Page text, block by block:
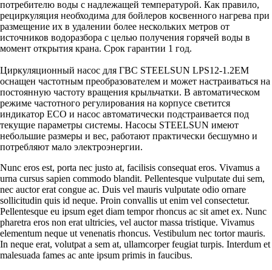
потребителю воды с надлежащей температурой. Как правило,
рециркуляция необходима для бойлеров косвенного нагрева при
размещение их в удалении более нескольких метров от
источников водоразбора с целью получения горячей воды в
момент открытия крана. Срок гарантии 1 год.
Циркуляционный насос для ГВС STEELSUN LPS12-1.2EM
оснащен частотным преобразователем и может настраиваться на
постоянную частоту вращения крыльчатки. В автоматическом
режиме частотного регулирования на корпусе светится
индикатор ECO и насос автоматически подстраивается под
текущие параметры системы. Насосы STEELSUN имеют
небольшие размеры и вес, работают практически бесшумно и
потребляют мало электроэнергии.
Nunc eros est, porta nec justo at, facilisis consequat eros. Vivamus a
urna cursus sapien commodo blandit. Pellentesque vulputate dui sem,
nec auctor erat congue ac. Duis vel mauris vulputate odio ornare
sollicitudin quis id neque. Proin convallis ut enim vel consectetur.
Pellentesque eu ipsum eget diam tempor rhoncus ac sit amet ex. Nunc
pharetra eros non erat ultricies, vel auctor massa tristique. Vivamus
elementum neque ut venenatis rhoncus. Vestibulum nec tortor mauris.
In neque erat, volutpat a sem at, ullamcorper feugiat turpis. Interdum et
malesuada fames ac ante ipsum primis in faucibus.